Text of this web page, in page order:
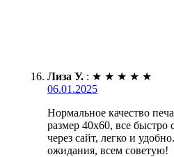
Лиза У. : ★ ★ ★ ★ ★
06.01.2025
Нормальное качество
размер 40х60, все
через сайт, легко и
ожидания, всем советую!